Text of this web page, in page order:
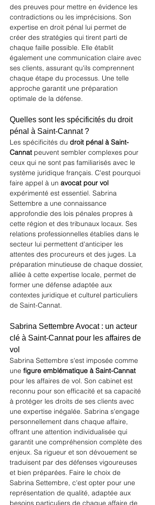
des preuves pour mettre en évidence les
contradictions ou les imprécisions. Son
expertise en droit pénal lui permet de
créer des stratégies qui tirent parti de
chaque faille possible. Elle établit
également une communication claire avec
ses clients, assurant qu'ils comprennent
chaque étape du processus. Une telle
approche garantit une préparation
optimale de la défense.
Quelles sont les spécificités du droit
pénal à Saint-Cannat ?
Les spécificités du droit pénal à Saint-
Cannat peuvent sembler complexes pour
ceux qui ne sont pas familiarisés avec le
système juridique français. C'est pourquoi
faire appel à un avocat pour vol
expérimenté est essentiel. Sabrina
Settembre a une connaissance
approfondie des lois pénales propres à
cette région et des tribunaux locaux. Ses
relations professionnelles établies dans le
secteur lui permettent d'anticiper les
attentes des procureurs et des juges. La
préparation minutieuse de chaque dossier,
alliée à cette expertise locale, permet de
former une défense adaptée aux
contextes juridique et culturel particuliers
de Saint-Cannat.
Sabrina Settembre Avocat : un acteur
clé à Saint-Cannat pour les affaires de
vol
Sabrina Settembre s'est imposée comme
une figure emblématique à Saint-Cannat
pour les affaires de vol. Son cabinet est
reconnu pour son efficacité et sa capacité
à protéger les droits de ses clients avec
une expertise inégalée. Sabrina s'engage
personnellement dans chaque affaire,
offrant une attention individualisée qui
garantit une compréhension complète des
enjeux. Sa rigueur et son dévouement se
traduisent par des défenses vigoureuses
et bien préparées. Faire le choix de
Sabrina Settembre, c'est opter pour une
représentation de qualité, adaptée aux
besoins particuliers de chaque affaire de